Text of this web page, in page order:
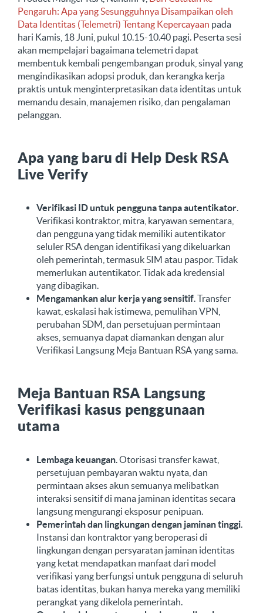
Pengaruh: Apa yang Sesungguhnya Disampaikan oleh
Data Identitas (Telemetri) Tentang Kepercayaan pada
hari Kamis, 18 Juni, pukul 10.15-10.40 pagi. Peserta sesi
akan mempelajari bagaimana telemetri dapat
membentuk kembali pengembangan produk, sinyal yang
mengindikasikan adopsi produk, dan kerangka kerja
praktis untuk menginterpretasikan data identitas untuk
memandu desain, manajemen risiko, dan pengalaman
pelanggan.
Apa yang baru di Help Desk RSA
Live Verify
Verifikasi ID untuk pengguna tanpa autentikator.
Verifikasi kontraktor, mitra, karyawan sementara,
dan pengguna yang tidak memiliki autentikator
seluler RSA dengan identifikasi yang dikeluarkan
oleh pemerintah, termasuk SIM atau paspor. Tidak
memerlukan autentikator. Tidak ada kredensial
yang dibagikan.
Mengamankan alur kerja yang sensitif. Transfer
kawat, eskalasi hak istimewa, pemulihan VPN,
perubahan SDM, dan persetujuan permintaan
akses, semuanya dapat diamankan dengan alur
Verifikasi Langsung Meja Bantuan RSA yang sama.
Meja Bantuan RSA Langsung
Verifikasi kasus penggunaan
utama
Lembaga keuangan. Otorisasi transfer kawat,
persetujuan pembayaran waktu nyata, dan
permintaan akses akun semuanya melibatkan
interaksi sensitif di mana jaminan identitas secara
langsung mengurangi eksposur penipuan.
Pemerintah dan lingkungan dengan jaminan tinggi.
Instansi dan kontraktor yang beroperasi di
lingkungan dengan persyaratan jaminan identitas
yang ketat mendapatkan manfaat dari model
verifikasi yang berfungsi untuk pengguna di seluruh
batas identitas, bukan hanya mereka yang memiliki
perangkat yang dikelola pemerintah.